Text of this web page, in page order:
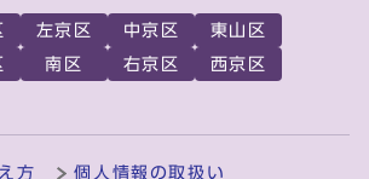
左京区 中京区
東山区
南区 右京区
西京区
方 個人情報の取扱い